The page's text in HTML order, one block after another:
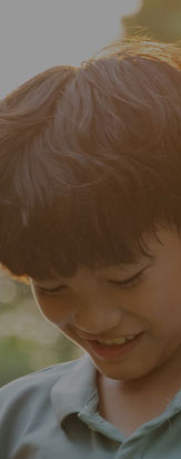
인기 키워드 #정기